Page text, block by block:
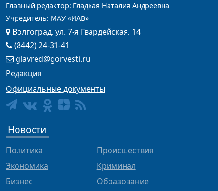
Главный редактор: Гладкая Наталия Андреевна
Учредитель: МАУ «ИАВ»
Волгоград, ул. 7-я Гвардейская, 14
(8442) 24-31-41
glavred@gorvesti.ru
Редакция
Официальные документы
Новости
Политика
Экономика
Бизнес
Происшествия
Криминал
Образование